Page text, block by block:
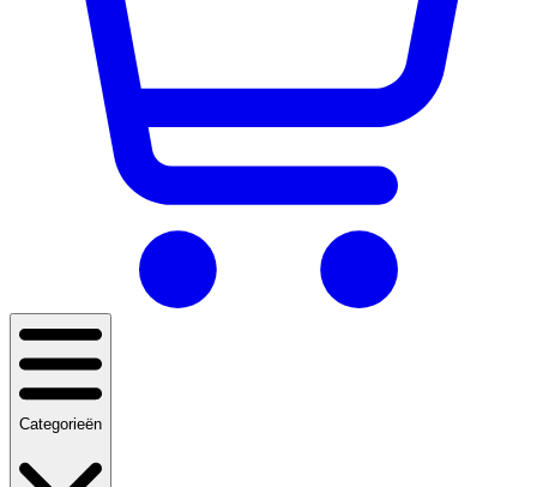
Categorieën